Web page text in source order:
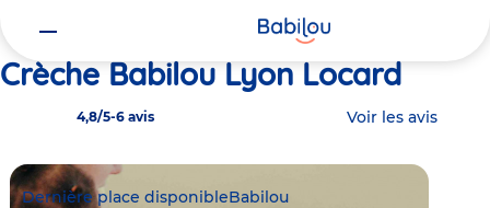
Crèche Babilou Lyon Locard
4,8/5-6 avis Voir les avis
Dernière place disponibleBabilou